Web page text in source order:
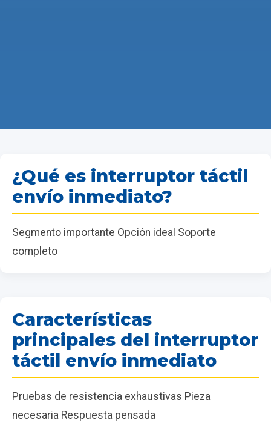
¿Qué es interruptor táctil
envío inmediato?
Segmento importante Opción ideal Soporte
completo
Características
principales del interruptor
táctil envío inmediato
Pruebas de resistencia exhaustivas Pieza
necesaria Respuesta pensada